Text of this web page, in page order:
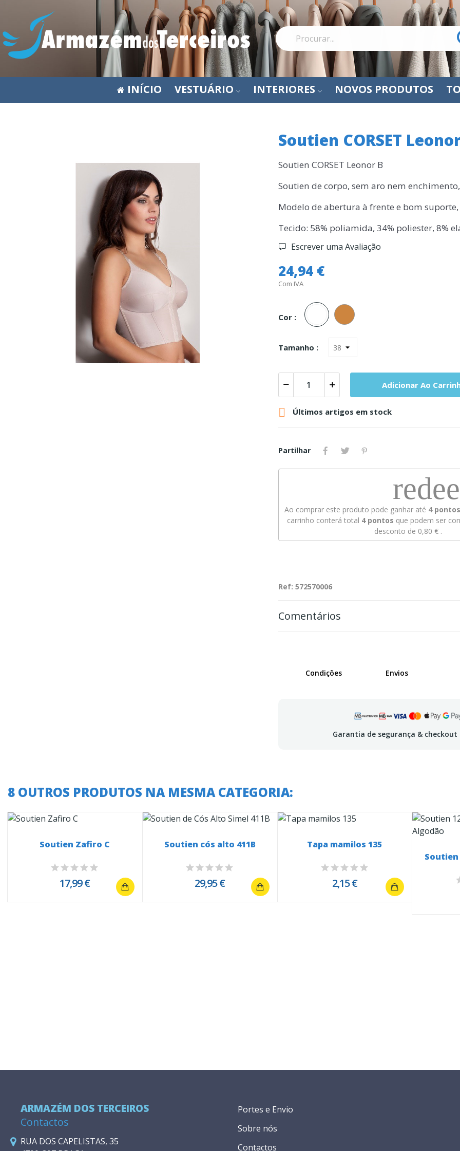
INÍCIO VESTUÁRIO INTERIORES NOVOS PRODUTOS
Soutien CORSET
Soutien CORSET Leonor B
Soutien de corpo, sem aro nem
Modelo de abertura à frente e bom suporte,
Tecido: 58% poliamida, 34% poliester, 8%
Escrever uma Avaliação
24,94 €
Com IVA
Cor :
Branco Carne
Tamanho :
Adicionar Ao
 Últimos artigos em stock
Partilhar
Ao comprar este produto pode ganhar até 4
carrinho conterá total 4pontos que podem ser
desconto de 0,80 € .
Ref: 572570006
Comentários
Condições Envios
Garantia de segurança & checkout
8 OUTROS PRODUTOS NA MESMA CATEGORIA:
Soutien Zafiro C
17,99 €
Soutien cós alto 411B
29,95 €
Tapa mamilos 135
2,15 €
Soutien
ARMAZÉM DOS TERCEIROS
Contactos
RUA DOS CAPELISTAS, 35
Portes e Envio
Sobre nós
Contactos